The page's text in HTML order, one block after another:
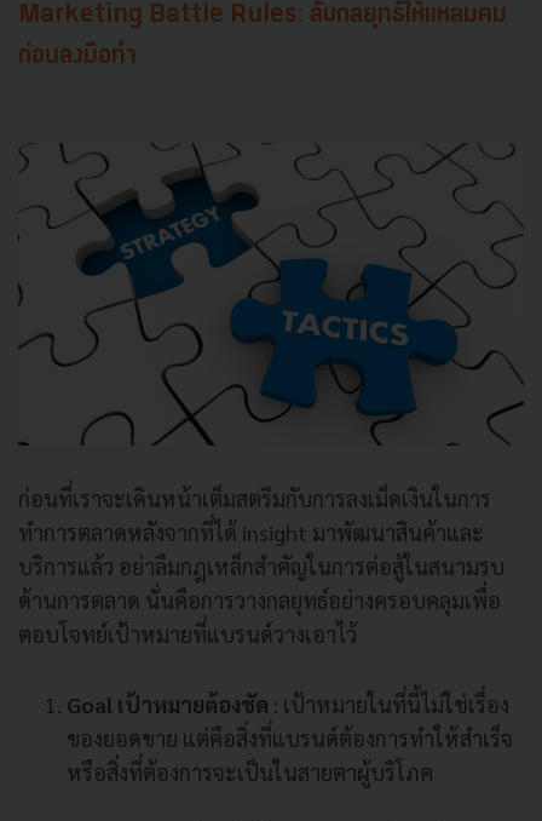
Marketing Battle Rules: ลับกลยุทธ์ให้แหลมคม
ก่อนลงมือทำ
ก่อนที่เราจะเดินหน้าเต็มสตรีมกับการลงเม็ดเงินในการ
ทำการตลาดหลังจากที่ได้ insight มาพัฒนาสินค้าและ
บริการแล้ว อย่าลืมกฎเหล็กสำคัญในการต่อสู้ในสนามรบ
ด้านการตลาด นั่นคือการวางกลยุทธ์อย่างครอบคลุมเพื่อ
ตอบโจทย์เป้าหมายที่แบรนด์วางเอาไว้
Goal เป้าหมายต้องชัด : เป้าหมายในที่นี้ไม่ใช่เรื่อง
ของยอดขาย แต่คือสิ่งที่แบรนด์ต้องการทำให้สำเร็จ
หรือสิ่งที่ต้องการจะเป็นในสายตาผู้บริโภค